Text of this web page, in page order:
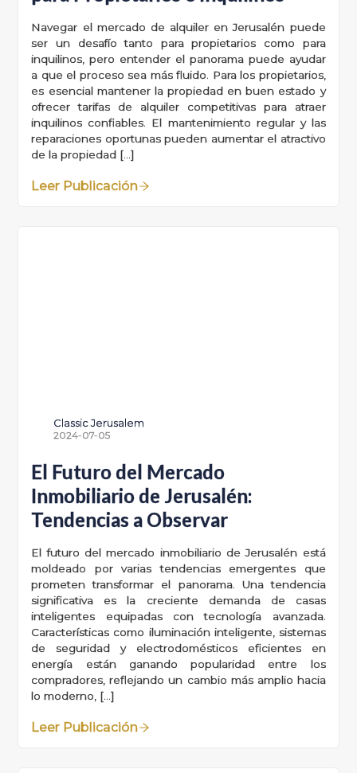
Navegar el mercado de alquiler en Jerusalén puede
ser un desafío tanto para propietarios como para
inquilinos, pero entender el panorama puede ayudar
a que el proceso sea más fluido. Para los propietarios,
es esencial mantener la propiedad en buen estado y
ofrecer tarifas de alquiler competitivas para atraer
inquilinos confiables. El mantenimiento regular y las
reparaciones oportunas pueden aumentar el atractivo
de la propiedad […]
Leer Publicación
Classic Jerusalem
2024-07-05
El Futuro del Mercado
Inmobiliario de Jerusalén:
Tendencias a Observar
El futuro del mercado inmobiliario de Jerusalén está
moldeado por varias tendencias emergentes que
prometen transformar el panorama. Una tendencia
significativa es la creciente demanda de casas
inteligentes equipadas con tecnología avanzada.
Características como iluminación inteligente, sistemas
de seguridad y electrodomésticos eficientes en
energía están ganando popularidad entre los
compradores, reflejando un cambio más amplio hacia
lo moderno, […]
Leer Publicación